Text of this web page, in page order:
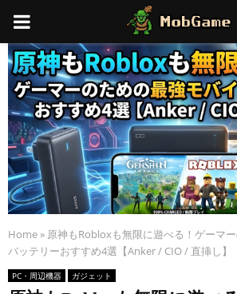
PRIMARY
MENU
Home » 原神もRobloxも無限に遊べる！ゲーマ
バッテリーおすすめ4選【Anker / CIO / 直挿し】
PC・周辺機器 ガジェット